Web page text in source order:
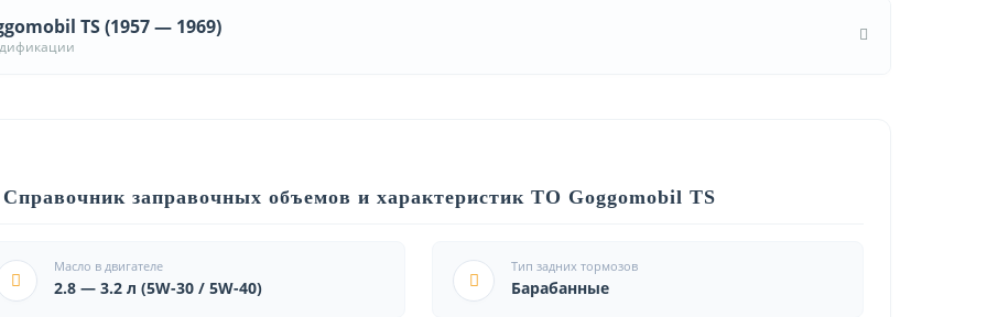
TS (1957 — 1969)
заправочных объемов и характеристик ТО Goggomobil TS
Масло в двигателе
2.8 — 3.2 л (5W-30 / 5W-40)
Тип задних тормозов
Барабанные